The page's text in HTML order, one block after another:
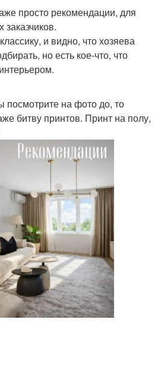
просто рекомендации, для
и видно, что хозяева
но есть кое-что, что
посмотрите на фото до, то
битву принтов. Принт на полу,